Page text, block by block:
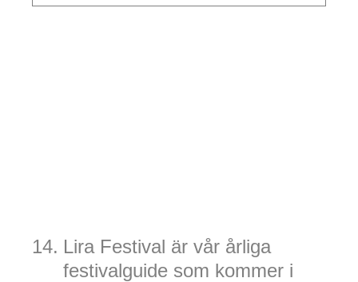
14. Lira Festival är vår årliga
festivalguide som kommer i